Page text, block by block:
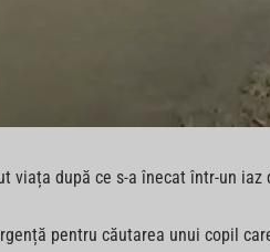
viața după ce s-a înecat într-un iaz
pentru căutarea unui copil